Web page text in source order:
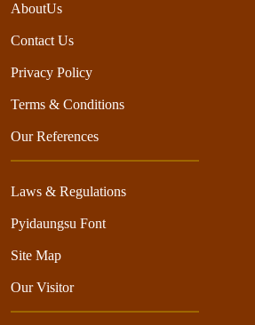
AboutUs
Contact Us
Privacy Policy
Terms & Conditions
Our References
Laws & Regulations
Pyidaungsu Font
Site Map
Our Visitor